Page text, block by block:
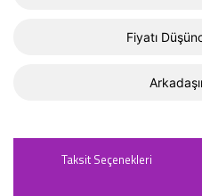
Fiyatı
Taksit Seçenekleri